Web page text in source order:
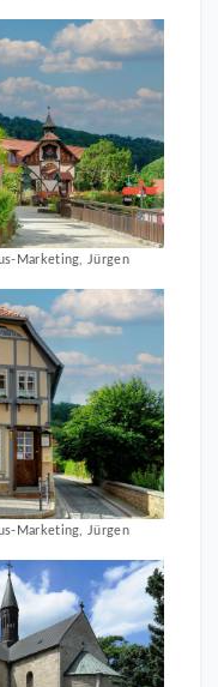
Marketing, Jürgen
Marketing, Jürgen